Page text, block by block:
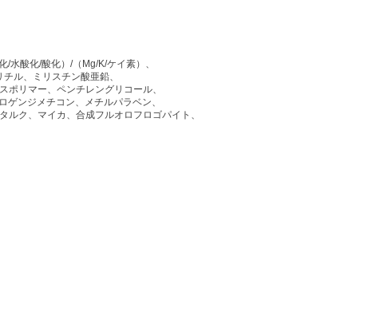
酸化/酸化）/（Mg/K/ケイ素）、
ル、ミリスチン酸亜鉛、
リマー、ペンチレングリコール、
ンジメチコン、メチルパラベン、
ク、マイカ、合成フルオロフロゴパイト、